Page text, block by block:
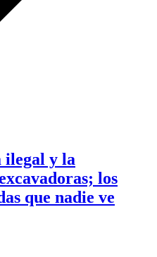
ilegal y la
los
que nadie ve